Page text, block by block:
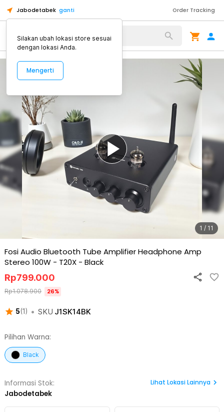
Jabodetabek ganti Order Tracking
Alat Kopi
1 / 11
Fosi Audio Bluetooth Tube Amplifier Headphone Amp
Stereo 100W - T20X - Black
5(1 ) • SKU J1SK14BK
Rp799.000
Rp1.078.900 26%
Pilihan Warna:
Black
Informasi Stok:
Jabodetabek
Lihat Lokasi Lainnya
Silakan ubah lokasi store sesuai
dengan lokasi Anda.
Mengerti